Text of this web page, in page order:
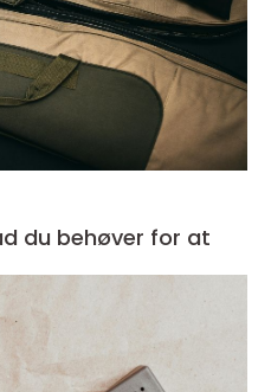
du behøver for at